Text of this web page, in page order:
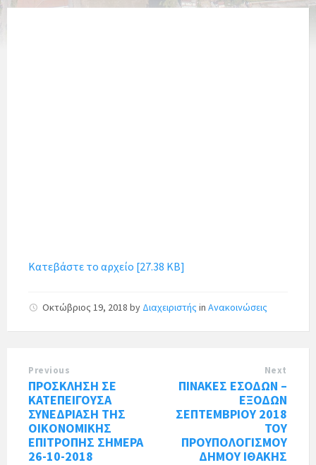
Κατεβάστε το αρχείο [27.38 KB]
Οκτώβριος 19, 2018 by Διαχειριστής in Ανακοινώσεις
Previous
ΠΡΟΣΚΛΗΣΗ ΣΕ
ΚΑΤΕΠΕΙΓΟΥΣΑ
ΣΥΝΕΔΡΙΑΣΗ ΤΗΣ
ΟΙΚΟΝΟΜΙΚΗΣ
ΕΠΙΤΡΟΠΗΣ ΣΗΜΕΡΑ
26-10-2018
Next
ΠΙΝΑΚΕΣ ΕΣΟΔΩΝ –
ΕΞΟΔΩΝ
ΣΕΠΤΕΜΒΡΙΟΥ 2018
ΤΟΥ
ΠΡΟΥΠΟΛΟΓΙΣΜΟΥ
ΔΗΜΟΥ ΙΘΑΚΗΣ